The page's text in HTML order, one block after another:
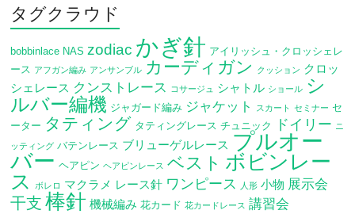
タグクラウド
bobbinlace NAS zodiac かぎ針 アイリッシュ・クロッシェレ
ース アフガン編み アンサンブル カーディガン クッション クロッ
シェレース クンストレース コサージュ シャトル ショール シ
ルバー編機 ジャガード編み ジャケット スカート セミナー セ
ーター タティング タティングレース チュニック ドイリー ニ
ッティング バテンレース ブリューゲルレース プルオー
バー ヘアピン ヘアピンレース ベスト ボビンレー
ス
ボレロ マクラメ レース針 ワンピース 人形 小物 展示会
干支 棒針 機械編み 花カード 花カードレース 講習会